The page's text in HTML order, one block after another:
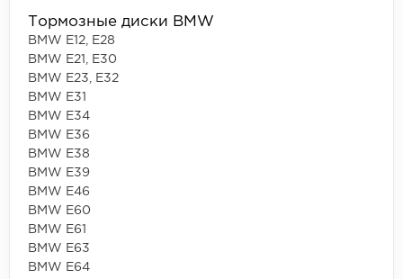
Тормозные диски BMW
BMW E12, E28
BMW E21, E30
BMW E23, E32
BMW E31
BMW E34
BMW E36
BMW E38
BMW E39
BMW E46
BMW E60
BMW E61
BMW E63
BMW E64